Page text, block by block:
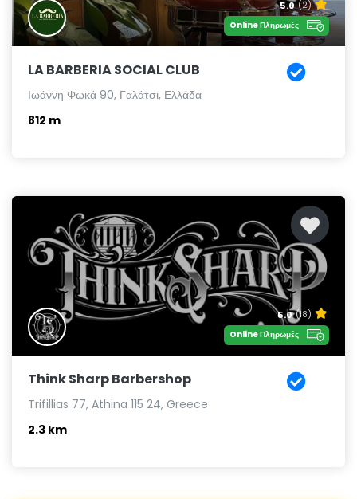
5.0 (2)
Online Πληρωμές
LA BARBERIA SOCIAL CLUB
Ιωάννη Φωκά 90, Γαλάτσι, Ελλάδα
812 m
5.0 (18)
Online Πληρωμές
Think Sharp Barbershop
Trifillias 77, Athina 115 24, Greece
2.3 km